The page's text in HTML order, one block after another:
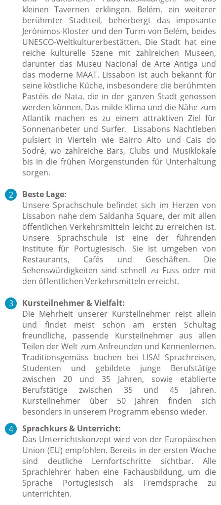
kleinen Tavernen erklingen. Belém, ein weiterer
berühmter Stadtteil, beherbergt das imposante
Jerónimos-Kloster und den Turm von Belém, beides
UNESCO-Weltkulturerbestätten. Die Stadt hat eine
reiche kulturelle Szene mit zahlreichen Museen,
darunter das Museu Nacional de Arte Antiga und
das moderne MAAT. Lissabon ist auch bekannt für
seine köstliche Küche, insbesondere die berühmten
Pastéis de Nata, die in der ganzen Stadt genossen
werden können. Das milde Klima und die Nähe zum
Atlantik machen es zu einem attraktiven Ziel für
Sonnenanbeter und Surfer. Lissabons Nachtleben
pulsiert in Vierteln wie Bairro Alto und Cais do
Sodré, wo zahlreiche Bars, Clubs und Musiklokale
bis in die frühen Morgenstunden für Unterhaltung
sorgen.
Beste Lage:
Unsere Sprachschule befindet sich im Herzen von
Lissabon nahe dem Saldanha Square, der mit allen
öffentlichen Verkehrsmitteln leicht zu erreichen ist.
Unsere Sprachschule ist eine der führenden
Institute für Portugiesisch. Sie ist umgeben von
Restaurants, Cafés und Geschäften. Die
Sehenswürdigkeiten sind schnell zu Fuss oder mit
den öffentlichen Verkehrsmitteln erreicht.
Kursteilnehmer & Vielfalt:
Die Mehrheit unserer Kursteilnehmer reist allein
und findet meist schon am ersten Schultag
freundliche, passende Kursteilnehmer aus allen
Teilen der Welt zum Anfreunden und Kennenlernen.
Traditionsgemäss buchen bei LISA! Sprachreisen,
Studenten und gebildete junge Berufstätige
zwischen 20 und 35 Jahren, sowie etablierte
Berufstätige zwischen 35 und 45 Jahren.
Kursteilnehmer über 50 Jahren finden sich
besonders in unserem Programm ebenso wieder.
Sprachkurs & Unterricht:
Das Unterrichtskonzept wird von der Europäischen
Union (EU) empfohlen. Bereits in der ersten Woche
sind deutliche Lernfortschritte sichtbar. Alle
Sprachlehrer haben eine Fachausbildung, um die
Sprache Portugiesisch als Fremdsprache zu
unterrichten.